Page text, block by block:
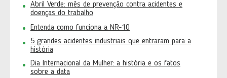
Abril Verde: mês de prevenção contra acidentes e
doenças do trabalho
Entenda como funciona a NR-10
5 grandes acidentes industriais que entraram para a
história
Dia Internacional da Mulher: a história e os fatos
sobre a data